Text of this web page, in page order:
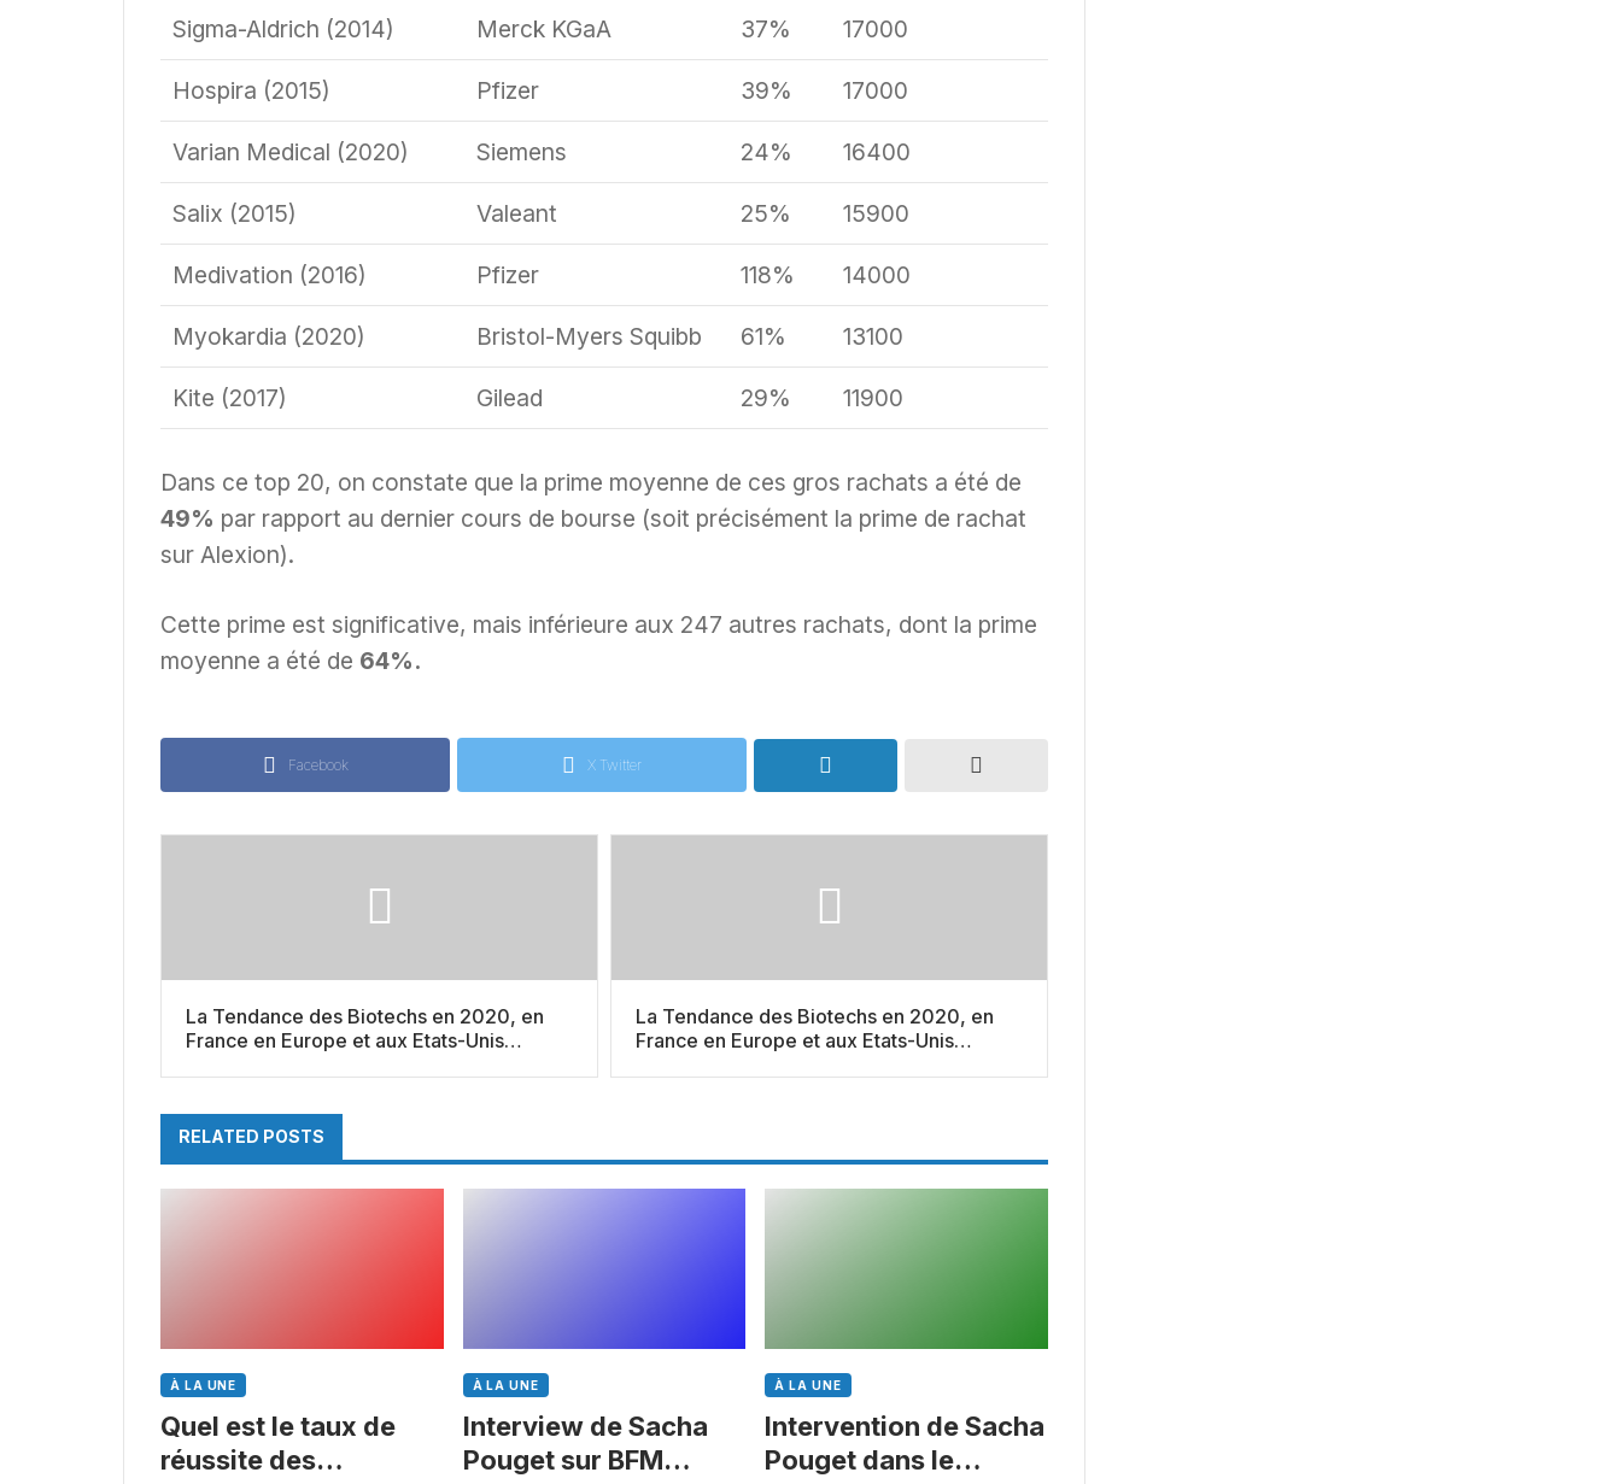
Sigma-Aldrich (2014) Merck KGaA 37% 17000
Hospira (2015) Pfizer 39% 17000
Varian Medical (2020) Siemens 24% 16400
Salix (2015) Valeant 25% 15900
Medivation (2016) Pfizer 118% 14000
Myokardia (2020) Bristol-Myers Squibb 61% 13100
Kite (2017) Gilead 29% 11900
Dans ce top 20, on constate que la prime moyenne de ces gros rachats a été de
49% par rapport au dernier cours de bourse (soit précisément la prime de rachat
sur Alexion).
Cette prime est significative, mais inférieure aux 247 autres rachats, dont la prime
moyenne a été de 64%.
Facebook X Twitter
La Tendance des Biotechs en 2020, en
France en Europe et aux Etats-Unis
La Tendance des Biotechs en 2020, en
France en Europe et aux Etats-Unis
RELATED POSTS
À LA UNE
Quel est le taux de
réussite des
À LA UNE
Interview de Sacha
Pouget sur BFM
À LA UNE
Intervention de Sacha
Pouget dans le